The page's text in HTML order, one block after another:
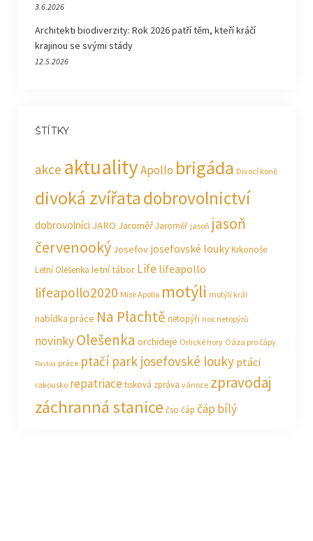
3.6.2026
Architekti biodiverzity: Rok 2026 patří těm, kteří kráčí
krajinou se svými stády
12.5.2026
ŠTÍTKY
akce aktualityApollo brigáda Divocí koně
divoká zvířatadobrovolnictví
dobrovolníci JARO JaroměřJaroměř jasoň jasoň
červenooký Josefov josefovské loukyKrkonoše
Letní Olešenka letní tábor Life lifeapollo
lifeapollo2020 Mise Apollo motýli motýlí král
nabídka práce Na Plachtě netopýři noc netopýrů
novinkyOlešenka orchideje Orlické hory Oáza pro čápy
Pastva práce ptačí park josefovské louky ptáci
rakousko repatriacetisková zpráva vánoce zpravodaj
záchranná stanice čso čáp čáp bílý